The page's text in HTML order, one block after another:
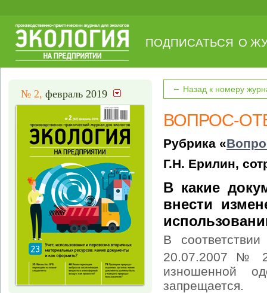
ПОДПИСАТЬСЯ О
№ 2, февраль 2019 ← Назад к номеру
ВОПРОС-
Рубрика «
Г.Н. Ерилин,
В какие
внести
В
20.07.2007 №
изношенной
запрещается.